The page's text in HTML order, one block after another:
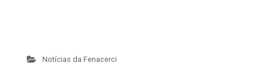
Notícias da Fenacerci